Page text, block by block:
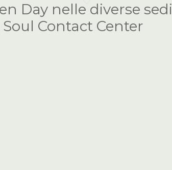
Day nelle diverse sedi
Contact Center